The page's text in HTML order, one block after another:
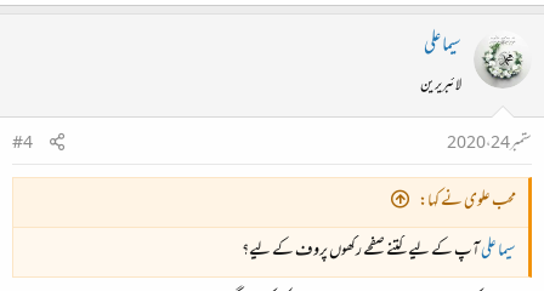
سیما علی
لائبریرین
ستمبر 24، 2020
#4
محب علوی نے کہا:
سیما علیآپ کے لیے کتنے صفحے رکھوں پروف کے لیے؟